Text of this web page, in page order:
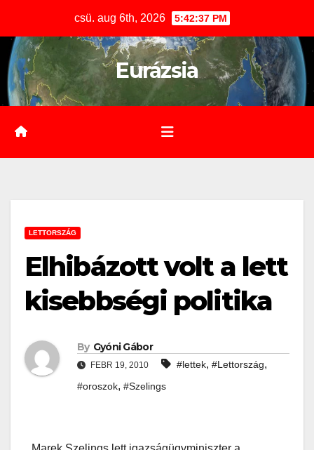
content
csü. aug 6th, 2026 5:42:37 PM
Eurázsia
LETTORSZÁG
Elhibázott volt a lett
kisebbségi politika
By Gyóni Gábor
FEBR 19, 2010 #lettek, #Lettország,
#oroszok, #Szelings